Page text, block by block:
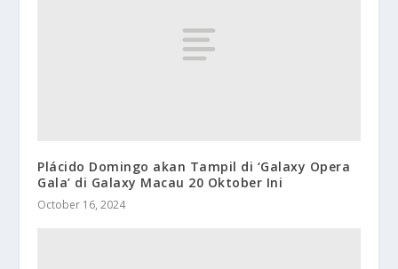
Plácido Domingo akan Tampil di ‘Galaxy Opera
Gala’ di Galaxy Macau 20 Oktober Ini
October 16, 2024